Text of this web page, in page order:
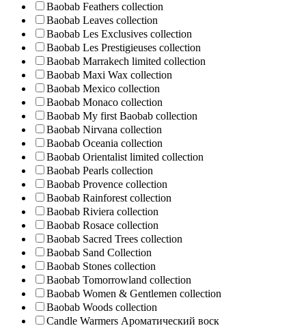
Baobab Feathers collection
Baobab Leaves collection
Baobab Les Exclusives collection
Baobab Les Prestigieuses collection
Baobab Marrakech limited collection
Baobab Maxi Wax collection
Baobab Mexico collection
Baobab Monaco collection
Baobab My first Baobab collection
Baobab Nirvana collection
Baobab Oceania collection
Baobab Orientalist limited collection
Baobab Pearls collection
Baobab Provence collection
Baobab Rainforest collection
Baobab Riviera collection
Baobab Rosace collection
Baobab Sacred Trees collection
Baobab Sand Collection
Baobab Stones collection
Baobab Tomorrowland collection
Baobab Women & Gentlemen collection
Baobab Woods collection
Candle Warmers Ароматический воск